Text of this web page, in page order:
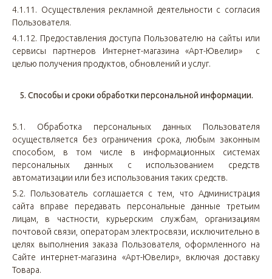
4.1.11. Осуществления рекламной деятельности с согласия
Пользователя.
4.1.12. Предоставления доступа Пользователю на сайты или
сервисы партнеров Интернет-магазина «Арт-Ювелир» с
целью получения продуктов, обновлений и услуг.
5. Способы и сроки обработки персональной информации.
5.1. Обработка персональных данных Пользователя
осуществляется без ограничения срока, любым законным
способом, в том числе в информационных системах
персональных данных с использованием средств
автоматизации или без использования таких средств.
5.2. Пользователь соглашается с тем, что Администрация
сайта вправе передавать персональные данные третьим
лицам, в частности, курьерским службам, организациям
почтовой связи, операторам электросвязи, исключительно в
целях выполнения заказа Пользователя, оформленного на
Сайте интернет-магазина «Арт-Ювелир», включая доставку
Товара.